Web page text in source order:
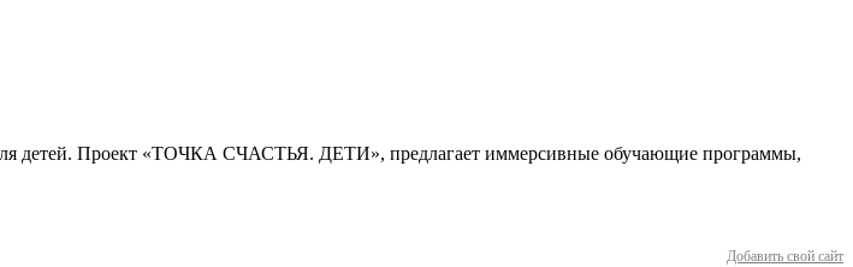
детей. Проект «ТОЧКА СЧАСТЬЯ. ДЕТИ», предлагает иммерсивные обучающие программы,
Добавить свой сайт